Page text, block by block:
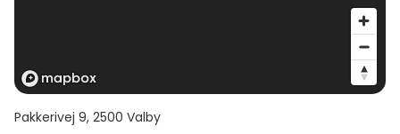
Pakkerivej 9, 2500 Valby